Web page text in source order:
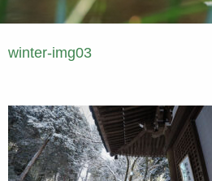
winter-img03